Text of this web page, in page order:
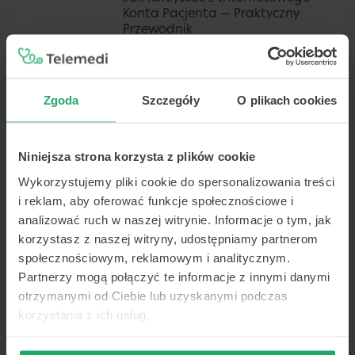
Zgoda Szczegóły O plikach cookies
Niniejsza strona korzysta z plików cookie
Wykorzystujemy pliki cookie do spersonalizowania treści
i reklam, aby oferować funkcje społecznościowe i
analizować ruch w naszej witrynie. Informacje o tym, jak
korzystasz z naszej witryny, udostępniamy partnerom
społecznościowym, reklamowym i analitycznym.
Partnerzy mogą połączyć te informacje z innymi danymi
otrzymanymi od Ciebie lub uzyskanymi podczas
korzystania z ich usług.
Konta Pacjenta — Praktyczny
Przewodnik
Jak korzystać z Internetowego Konta
Pacjenta? Sprawdź, jak zalogować się do
Jak działa e-recepta i jak ją
zrealizować? Sprawdź, gdzie znaleźć
kod, jak wykupić leki i korzystać z
Internetowego Konta Pacjenta.
Kiedy Lepiej Iść Do Lekarza
Osobiście — Praktyczny
Przewodnik
Kiedy teleporada nie wystarczy?
Dowiedz się, jakie objawy wymagają
osobistej wizyty u lekarza rodzinnego
lub specjalisty.